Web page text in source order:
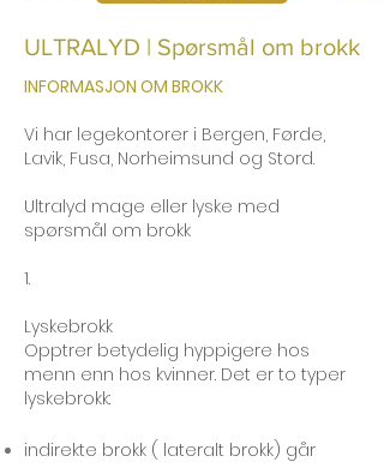
ULTRALYD | Spørsmål om brokk
INFORMASJON OM BROKK
Vi har legekontorer i Bergen, Førde,
Lavik, Fusa, Norheimsund og Stord.
Ultralyd mage eller lyske med
spørsmål om brokk
1.
Lyskebrokk
Opptrer betydelig hyppigere hos
menn enn hos kvinner. Det er to typer
lyskebrokk:
indirekte brokk ( lateralt brokk) går